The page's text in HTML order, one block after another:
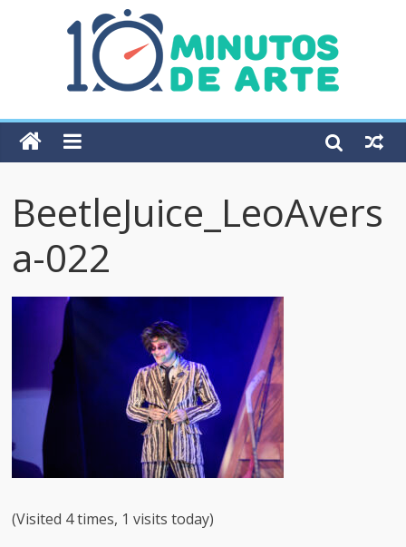
BeetleJuice_LeoAvers
a-022
(Visited 4 times, 1 visits today)